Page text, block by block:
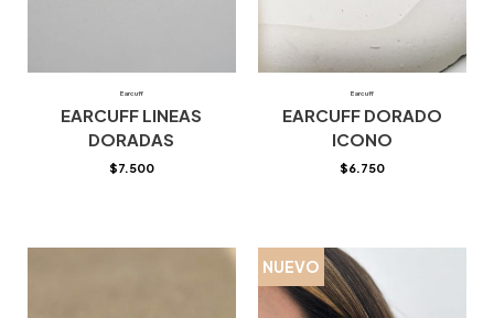
Earcuff
EARCUFF LINEAS
DORADAS
$7.500
Earcuff
EARCUFF DORADO
ICONO
$6.750
NUEVO